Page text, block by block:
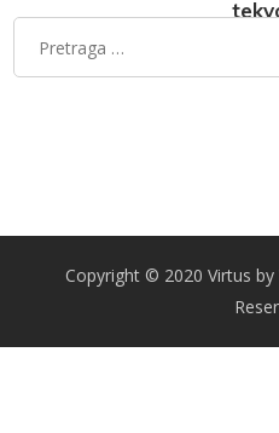
Copyright © 2020 Virtus by